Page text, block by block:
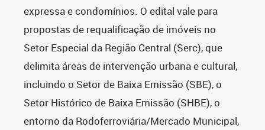
expressa e condomínios. O edital vale para
propostas de requalificação de imóveis no
Setor Especial da Região Central (Serc), que
delimita áreas de intervenção urbana e cultural,
incluindo o Setor de Baixa Emissão (SBE), o
Setor Histórico de Baixa Emissão (SHBE), o
entorno da Rodoferroviária/Mercado Municipal,